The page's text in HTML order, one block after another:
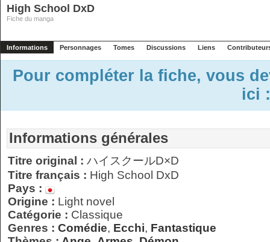
High School DxD
Fiche du manga
Informations Personnages Tomes Discussions Liens
Pour compléter la fiche, vous
ici
Informations générales
Titre original : ハイスクールD×D
Titre français : High School DxD
Pays :
Origine : Light novel
Catégorie : Classique
Genres : Comédie, Ecchi, Fantastique